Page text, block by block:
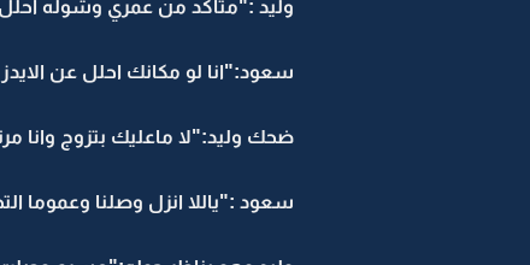
وليد :"متاكد من عمري وشوله
سعود:"انا لو مكانك احلل عن الايدز
ضحك وليد:"لا ماعليك بتزوج وانا
سعود :"ياللا انزل وصلنا وعموما